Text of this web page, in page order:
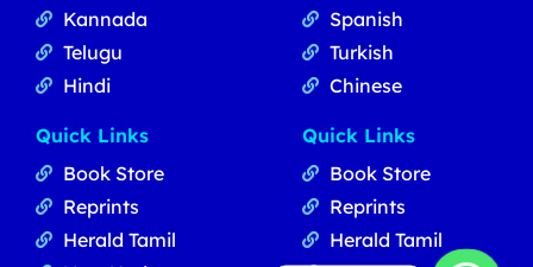
Kannada
Telugu
Hindi
Spanish
Turkish
Chinese
Quick Links
Book Store
Reprints
Herald Tamil
Quick Links
Book Store
Reprints
Herald Tamil